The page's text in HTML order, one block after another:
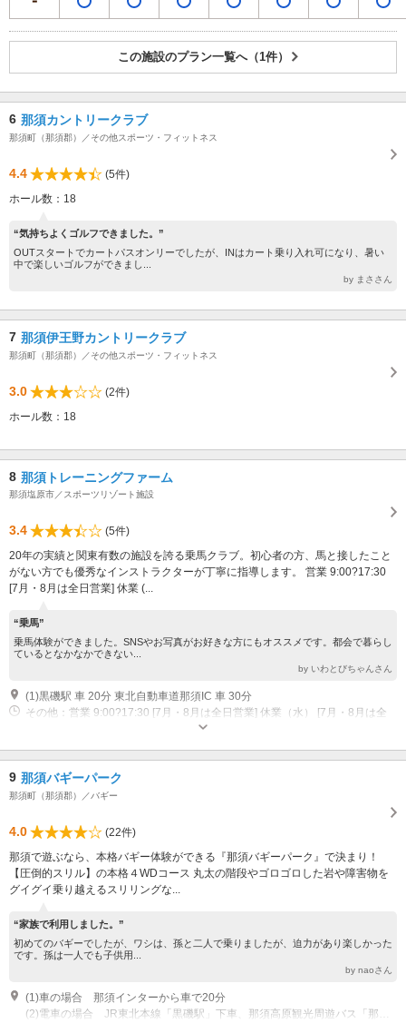
この施設のプラン一覧へ（1件）
6 那須カントリークラブ
那須町（那須郡）／その他スポーツ・フィットネス
4.4
(5件)
ホール数：18
“気持ちよくゴルフできました。”
OUTスタートでカートパスオンリーでしたが、INはカート乗り入れ可になり、暑い
中で楽しいゴルフができまし...
by まささん
7 那須伊王野カントリークラブ
那須町（那須郡）／その他スポーツ・フィットネス
3.0
(2件)
ホール数：18
8 那須トレーニングファーム
那須塩原市／スポーツリゾート施設
3.4
(5件)
20年の実績と関東有数の施設を誇る乗馬クラブ。初心者の方、馬と接したこと
がない方でも優秀なインストラクターが丁寧に指導します。 営業 9:00?17:30
[7月・8月は全日営業] 休業 (...
“乗馬”
乗馬体験ができました。SNSやお写真がお好きな方にもオススメです。都会で暮らし
ているとなかなかできない...
by いわとびちゃんさん
(1)黒磯駅 車 20分 東北自動車道那須IC 車 30分
その他：営業 9:00?17:30 [7月・8月は全日営業] 休業（水） [7月・8月は全
9 那須バギーパーク
那須町（那須郡）／バギー
4.0
(22件)
那須で遊ぶなら、本格バギー体験ができる『那須バギーパーク』で決まり！
【圧倒的スリル】の本格４WDコース 丸太の階段やゴロゴロした岩や障害物を
グイグイ乗り越えるスリリングな...
“家族で利用しました。”
初めてのバギーでしたが、ワシは、孫と二人で乗りましたが、迫力があり楽しかった
です。孫は一人でも子供用...
by naoさん
(1)車の場合 那須インターから車で20分